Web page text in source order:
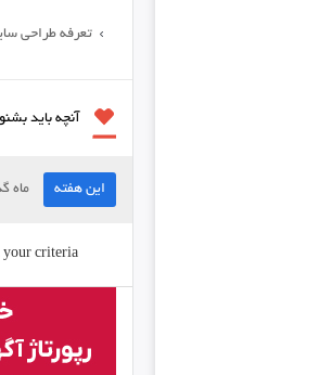
تعرفه طراحی
آنچه باید
این هفته ماه
your criteria.